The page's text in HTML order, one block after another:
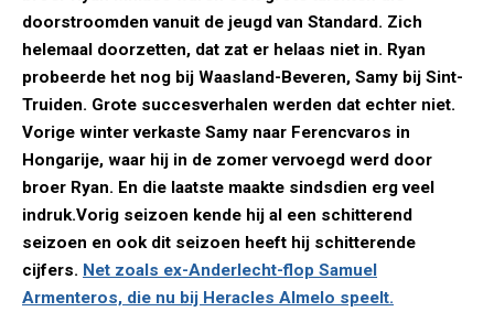
doorstroomden vanuit de jeugd van Standard. Zich
helemaal doorzetten, dat zat er helaas niet in. Ryan
probeerde het nog bij Waasland-Beveren, Samy bij Sint-
Truiden. Grote succesverhalen werden dat echter niet.
Vorige winter verkaste Samy naar Ferencvaros in
Hongarije, waar hij in de zomer vervoegd werd door
broer Ryan. En die laatste maakte sindsdien erg veel
indruk.Vorig seizoen kende hij al een schitterend
seizoen en ook dit seizoen heeft hij schitterende
cijfers. Net zoals ex-Anderlecht-flop Samuel
Armenteros, die nu bij Heracles Almelo speelt.